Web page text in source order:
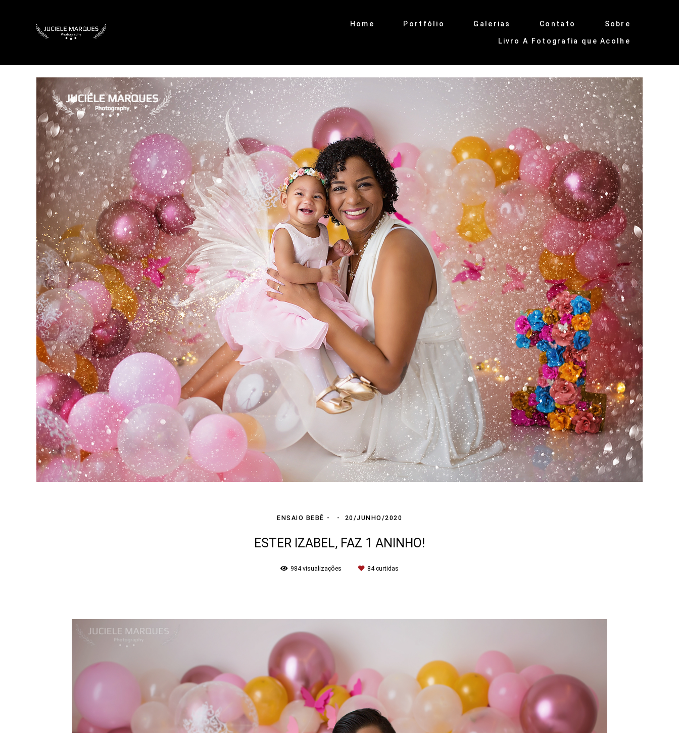
Home Portfólio Galerias Contato Sobre
Livro A Fotografia que Acolhe
ENSAIO BEBÊ 20/JUNHO/2020
ESTER IZABEL, FAZ 1 ANINHO!
984visualizações 84curtidas